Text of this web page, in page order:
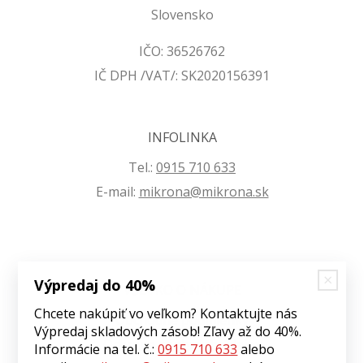
Slovensko
IČO: 36526762
IČ DPH /VAT/: SK2020156391
INFOLINKA
Tel.: 0915 710 633
E-mail: mikrona@mikrona.sk
VŠETKO O NÁKUPE
Obchodné podmienky
Ochrana osobných údajov
Výpredaj do 40%
Chcete nakúpiť vo veľkom? Kontaktujte nás
Výpredaj skladových zásob! Zľavy až do 40%.
Informácie na tel. č.:0915 710 633 alebo